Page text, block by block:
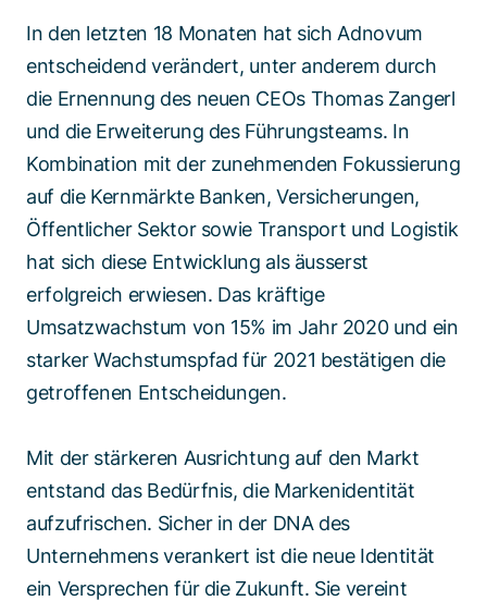
In den letzten 18 Monaten hat sich Adnovum
entscheidend verändert, unter anderem durch
die Ernennung des neuen CEOs Thomas Zangerl
und die Erweiterung des Führungsteams. In
Kombination mit der zunehmenden Fokussierung
auf die Kernmärkte Banken, Versicherungen,
Öffentlicher Sektor sowie Transport und Logistik
hat sich diese Entwicklung als äusserst
erfolgreich erwiesen. Das kräftige
Umsatzwachstum von 15% im Jahr 2020 und ein
starker Wachstumspfad für 2021 bestätigen die
getroffenen Entscheidungen.
Mit der stärkeren Ausrichtung auf den Markt
entstand das Bedürfnis, die Markenidentität
aufzufrischen. Sicher in der DNA des
Unternehmens verankert ist die neue Identität
ein Versprechen für die Zukunft. Sie vereint